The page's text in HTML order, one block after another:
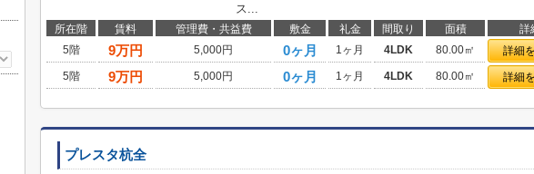
ス...
所在階 賃料 管理費・共益費 敷金 礼金 間取り 面積 詳
5階
9万円 5,000円 0ヶ月 1ヶ月 4LDK 80.00㎡ 詳細
5階
9万円 5,000円 0ヶ月 1ヶ月 4LDK 80.00㎡ 詳細
プレスタ杭全